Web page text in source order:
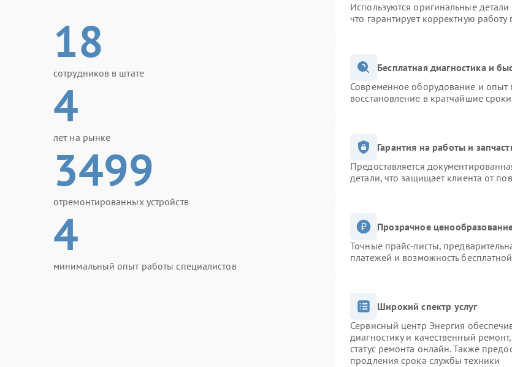
Проверить подключение аккумулятора.
Убедиться в нормальной вентиляции корпуса.
Перезапустить устройство через несколько минут.
Когда сигналы продолжаются даже после перезапуска, необходим ремонт в специализированной
мастерской. Самостоятельная разборка может привести к дополнительным повреждениям
Ремонт в сервисном центре
При серьезных неисправностях стоит обратиться в сервисный центр Энергия. Специалисты
выполняют замену аккумуляторов, ремонт электронных плат и настройку работы устройства после
устранения поломки. После обслуживания ИБП снова работает стабильно и не подает постоянных
тревожных сигналов.
Не стоит откладывать обращение при появлении непрерывного звука и перебоев в работе.
18
сотрудников в штате
4
лет на рынке
3499
отремонтированных устройств
4
минимальный опыт работы специалистов
Используются оригинальные
что гарантирует корректную
Бесплатная диагностика и
Современное оборудование и опыт
восстановление в кратчайшие
Гарантия на работы и
Предоставляется
детали, что защищает клиента от
Прозрачное
Точные прайс-листы,
платежей и возможность
Широкий спектр услуг
Сервисный центр Энергия
диагностику и качественный
статус ремонта онлайн. Также
продления срока службы техники